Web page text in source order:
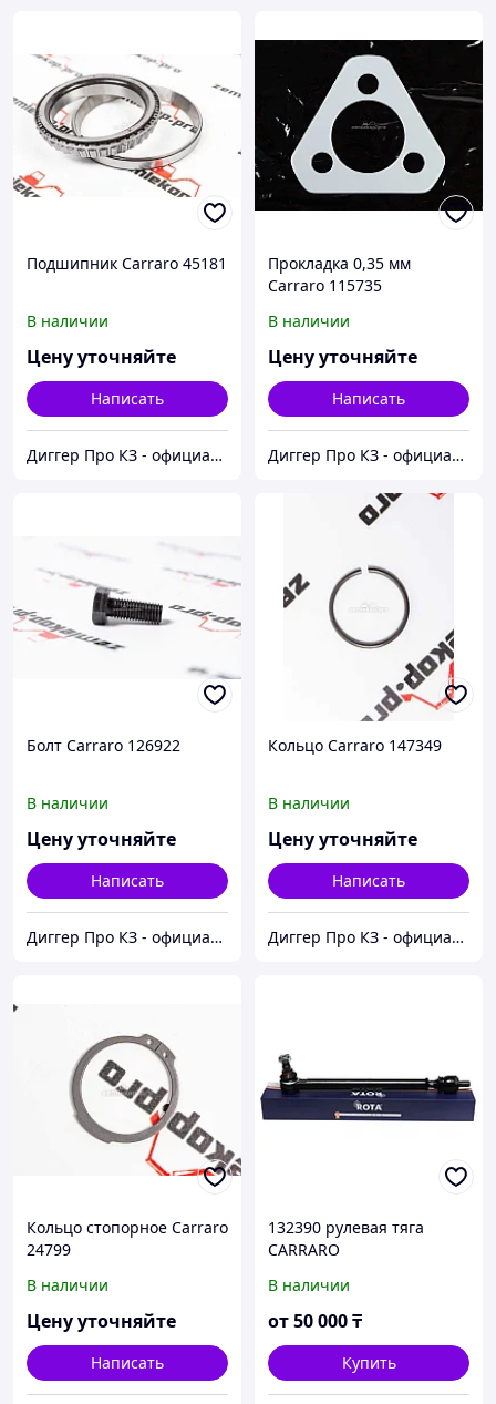
Подшипник Carraro 45181
В наличии
Цену уточняйте
Написать
Диггер Про КЗ - официальный представитель CARRARO и DANA SPICER
Прокладка 0,35 мм
Carraro 115735
В наличии
Цену уточняйте
Написать
Диггер Про КЗ - официальный представитель CARRARO и DANA SPICER
Болт Carraro 126922
В наличии
Цену уточняйте
Написать
Диггер Про КЗ - официальный представитель CARRARO и DANA SPICER
Кольцо Carraro 147349
В наличии
Цену уточняйте
Написать
Диггер Про КЗ - официальный представитель CARRARO и DANA SPICER
Кольцо стопорное Carraro
24799
В наличии
Цену уточняйте
Написать
132390 рулевая тяга
CARRARO
В наличии
от50 000₸
Купить